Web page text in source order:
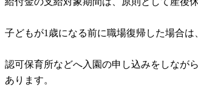
子どもが1歳になる前に職場復帰した場合
認可保育所などへ入園の申し込みをしなが
あります。